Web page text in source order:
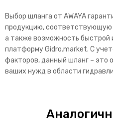
Выбор шланга от AWAYA
продукцию,
а также возможность быстрой
платформу Gidro.market. С
факторов, данный шланг – это
ваших нужд в области